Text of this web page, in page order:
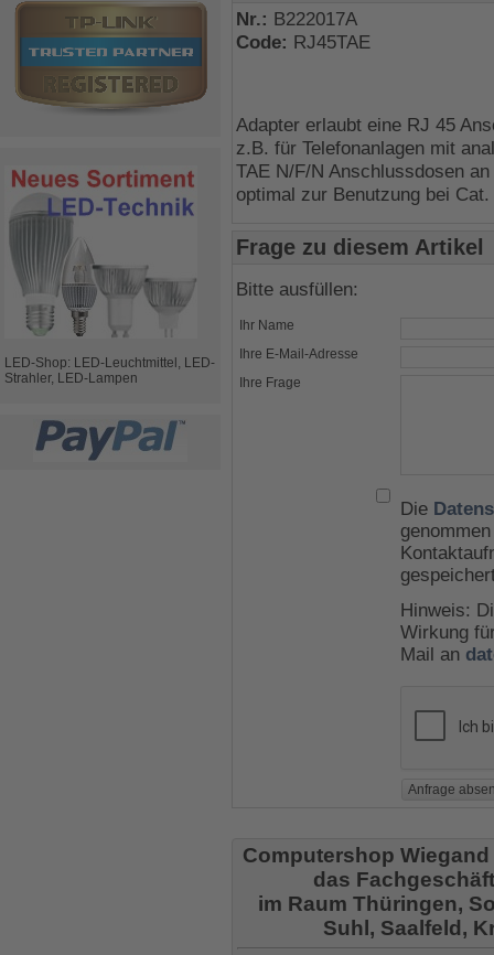
LED-Shop: LED-Leuchtmittel, LED-
Strahler, LED-Lampen
Nr.: B222017A
Code: RJ45TAE
Adapter erlaubt eine RJ 45
z.B. für Telefonanlagen mit
TAE N/F/N Anschlussdosen
optimal zur Benutzung bei
Frage zu diesem Artikel
Bitte ausfüllen:
Ihr Name
Ihre E-Mail-Adresse
Ihre Frage
Die
Hinweis:
Wirkung
Mail an
Computershop
das
im Raum Thüringen,
Suhl, Saalfeld,